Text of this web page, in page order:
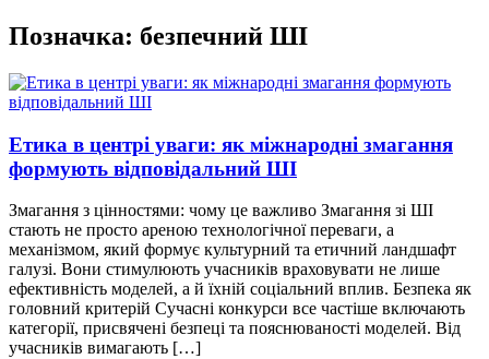
Позначка: безпечний ШІ
Етика в центрі уваги: як міжнародні змагання
формують відповідальний ШІ
Змагання з цінностями: чому це важливо Змагання зі ШІ
стають не просто ареною технологічної переваги, а
механізмом, який формує культурний та етичний ландшафт
галузі. Вони стимулюють учасників враховувати не лише
ефективність моделей, а й їхній соціальний вплив. Безпека як
головний критерій Сучасні конкурси все частіше включають
категорії, присвячені безпеці та пояснюваності моделей. Від
учасників вимагають […]